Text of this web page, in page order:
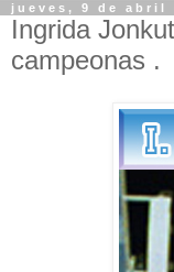
jueves, 9 de abril
Ingrida
campeonas .